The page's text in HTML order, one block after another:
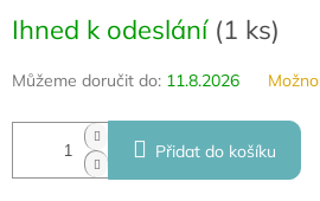
cena:
Ihned k odeslání (1 ks)
Můžeme doručit do: 11.8.2026
Přidat do košíku